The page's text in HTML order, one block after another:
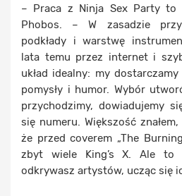
– Praca z Ninja Sex Party
Phobos. – W zasadzie
podkłady i warstwę
lata temu przez internet i
układ idealny: my
pomysły i humor. Wybór
przychodzimy, dowiadujemy
się numeru. Większość
że przed coverem „The
zbyt wiele King’s X. Ale to
odkrywasz artystów, ucząc się